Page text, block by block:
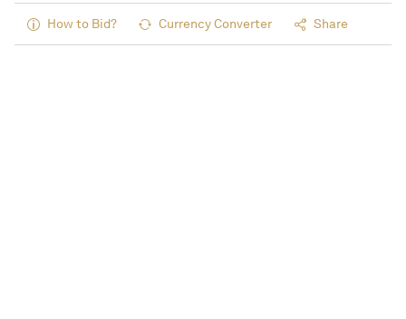
How to Bid? Currency Converter Share